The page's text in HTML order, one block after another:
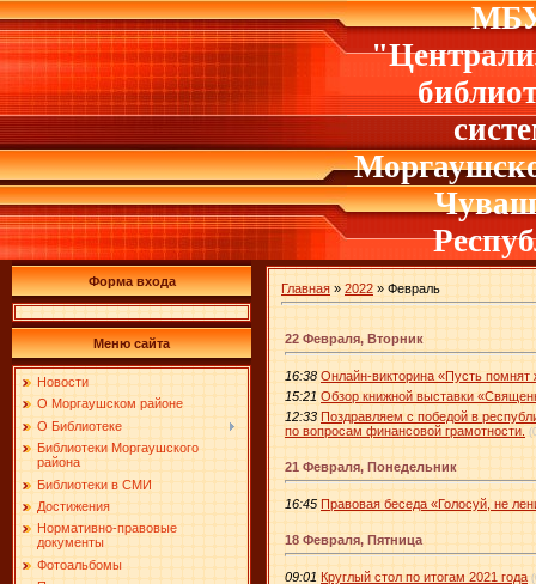
Форма входа
Меню сайта
Новости
О Моргаушском районе
О Библиотеке
Библиотеки Моргаушского
района
Библиотеки в СМИ
Достижения
Нормативно-правовые
документы
Фотоальбомы
Главная » 2022 » Февраль
22 Февраля, Вторник
16:38 Онлайн-викторина «Пусть помнят
15:21 Обзор книжной выставки
12:33 Поздравляем с победой в
по вопросам финансовой грамотности.
21 Февраля, Понедельник
16:45 Правовая беседа «Голосуй, не
18 Февраля, Пятница
09:01 Круглый стол по итогам 2021 года